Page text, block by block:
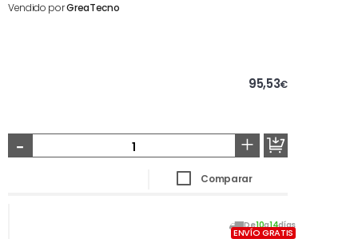
Vendido porGreaTecno
95,53€
- +
Comparar
De10a14días
ENVÍO GRATIS